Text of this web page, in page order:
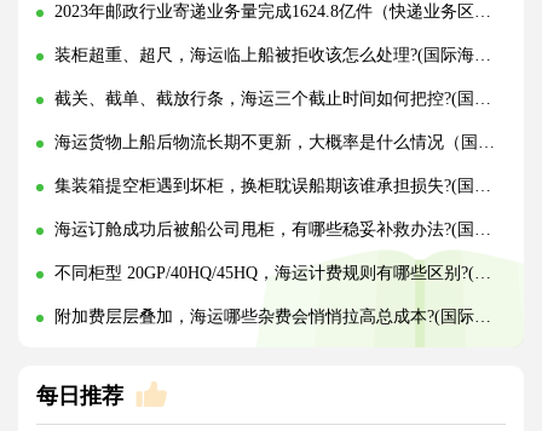
2023年邮政行业寄递业务量完成1624.8亿件（快递业务区域均衡趋势强化）
装柜超重、超尺，海运临上船被拒收该怎么处理?(国际海运干货知识分享)
截关、截单、截放行条，海运三个截止时间如何把控?(国际海运干货知识分享)
海运货物上船后物流长期不更新，大概率是什么情况（国际海运干货知识分享）
集装箱提空柜遇到坏柜，换柜耽误船期该谁承担损失?(国际海运干货知识分享)
海运订舱成功后被船公司甩柜，有哪些稳妥补救办法?(国际海运干货知识分享)
不同柜型 20GP/40HQ/45HQ，海运计费规则有哪些区别?(国际海运干货知识分享)
附加费层层叠加，海运哪些杂费会悄悄拉高总成本?(国际海运干货知识分享)
每日推荐